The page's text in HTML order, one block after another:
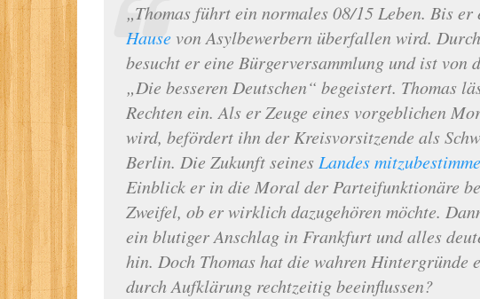
„Thomas führt ein normales 08/15 Leben. Bis er
Hausevon Asylbewerbern überfallen wird.
besucht er eine Bürgerversammlung und ist von
„Die besseren Deutschen“ begeistert. Thomas
Rechten ein. Als er Zeuge eines vorgeblichen
wird, befördert ihn der Kreisvorsitzende als
Berlin. Die Zukunft seines Landes
Einblick er in die Moral der Parteifunktionäre
Zweifel, ob er wirklich dazugehören möchte.
ein blutiger Anschlag in Frankfurt und alles
hin. Doch Thomas hat die wahren Hintergründe
durch Aufklärung rechtzeitig beeinflussen?